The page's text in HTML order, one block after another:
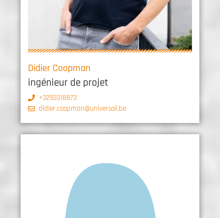
Didier Coopman
ingénieur de projet
+3293318873
didier.coopman@universoil.be